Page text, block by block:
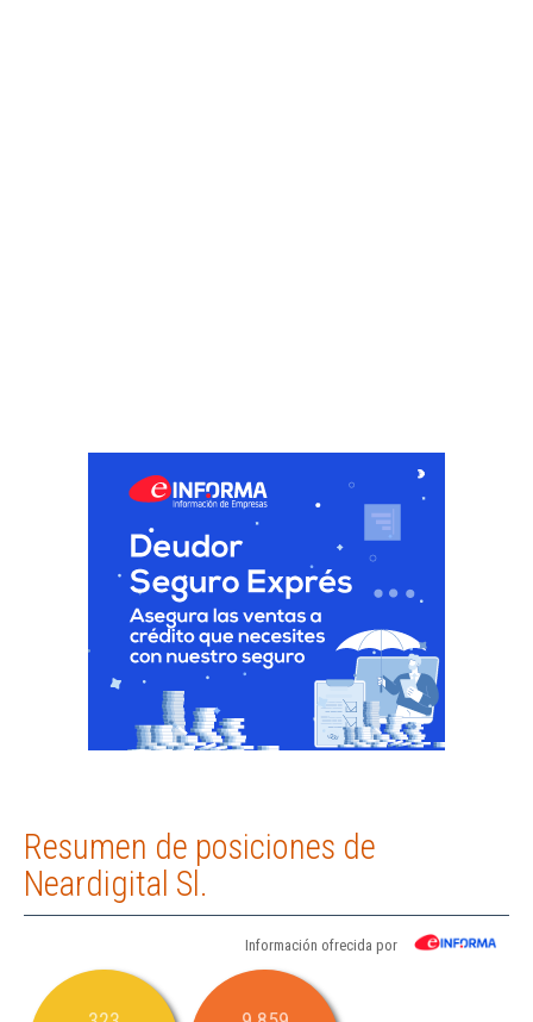
Resumen de posiciones de
Neardigital Sl.
Información ofrecida por